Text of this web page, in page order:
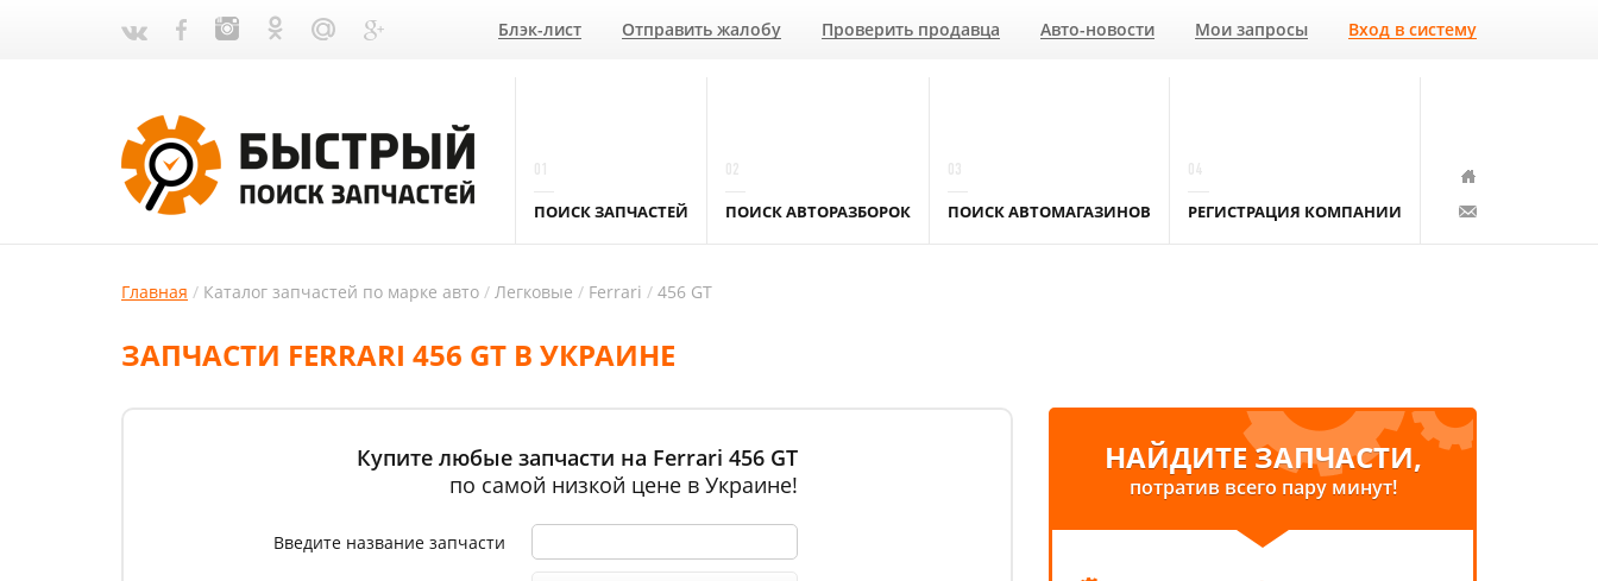
Блэк-лист Отправить жалобу Проверить продавца Авто-новости Мои запросы Вход в систему
ПОИСК ЗАПЧАСТЕЙ ПОИСК АВТОРАЗБОРОК ПОИСК АВТОМАГАЗИНОВ РЕГИСТРАЦИЯ КОМПАНИИ
Главная Каталог запчастей по марке авто Легковые Ferrari 456 GT
ЗАПЧАСТИ FERRARI 456 GT В УКРАИНЕ
Купите любые запчасти на Ferrari 456 GT
по самой низкой цене в Украине!
Введите название запчасти
НАЙДИТЕ ЗАПЧАСТИ,
потратив всего пару минут!